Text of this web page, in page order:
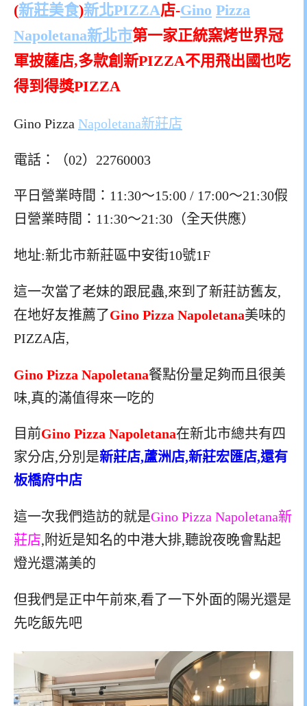
(新莊美食)新北PIZZA店-Gino Pizza
Napoletana新北市第一家正統窯烤世界冠
軍披薩店,多款創新PIZZA不用飛出國也吃
得到得獎PIZZA
Gino Pizza Napoletana新莊店
電話：（02）22760003
平日營業時間：11:30～15:00 / 17:00～21:30假
日營業時間：11:30～21:30（全天供應）
地址:新北市新莊區中安街10號1F
這一次當了老妹的跟屁蟲,來到了新莊訪舊友,
在地好友推薦了Gino Pizza Napoletana美味的
PIZZA店,
Gino Pizza Napoletana餐點份量足夠而且很美
味,真的滿值得來一吃的
目前Gino Pizza Napoletana在新北市總共有四
家分店,分別是新莊店,蘆洲店,新莊宏匯店,還有
板橋府中店
這一次我們造訪的就是Gino Pizza Napoletana新
莊店,附近是知名的中港大排,聽說夜晚會點起
燈光還滿美的
但我們是正中午前來,看了一下外面的陽光還是
先吃飯先吧